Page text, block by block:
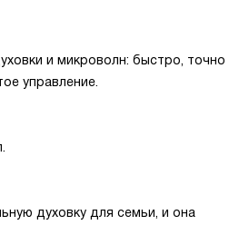
и микроволн: быстро, точно
управление.
духовку для семьи, и она